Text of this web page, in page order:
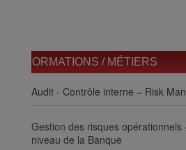
FORMATIONS / MÉTIERS
Audit - Contrôle interne – Risk
Gestion des risques opérationnels
niveau de la Banque